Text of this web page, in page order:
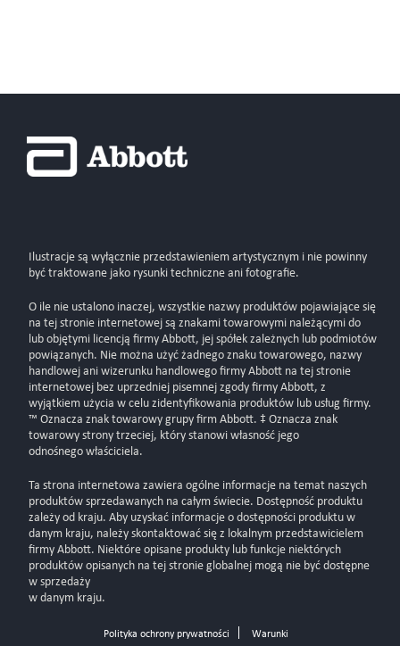
Ilustracje są wyłącznie przedstawieniem artystycznym i nie powinny
być traktowane jako rysunki techniczne ani fotografie.
O ile nie ustalono inaczej, wszystkie nazwy produktów pojawiające się
na tej stronie internetowej są znakami towarowymi należącymi do
lub objętymi licencją firmy Abbott, jej spółek zależnych lub podmiotów
powiązanych. Nie można użyć żadnego znaku towarowego, nazwy
handlowej ani wizerunku handlowego firmy Abbott na tej stronie
internetowej bez uprzedniej pisemnej zgody firmy Abbott, z
wyjątkiem użycia w celu zidentyfikowania produktów lub usług firmy.
™ Oznacza znak towarowy grupy firm Abbott. ‡ Oznacza znak
towarowy strony trzeciej, który stanowi własność jego
odnośnego właściciela.
Ta strona internetowa zawiera ogólne informacje na temat naszych
produktów sprzedawanych na całym świecie. Dostępność produktu
zależy od kraju. Aby uzyskać informacje o dostępności produktu w
danym kraju, należy skontaktować się z lokalnym przedstawicielem
firmy Abbott. Niektóre opisane produkty lub funkcje niektórych
produktów opisanych na tej stronie globalnej mogą nie być dostępne
w sprzedaży
w danym kraju.
Polityka ochrony prywatności Warunki